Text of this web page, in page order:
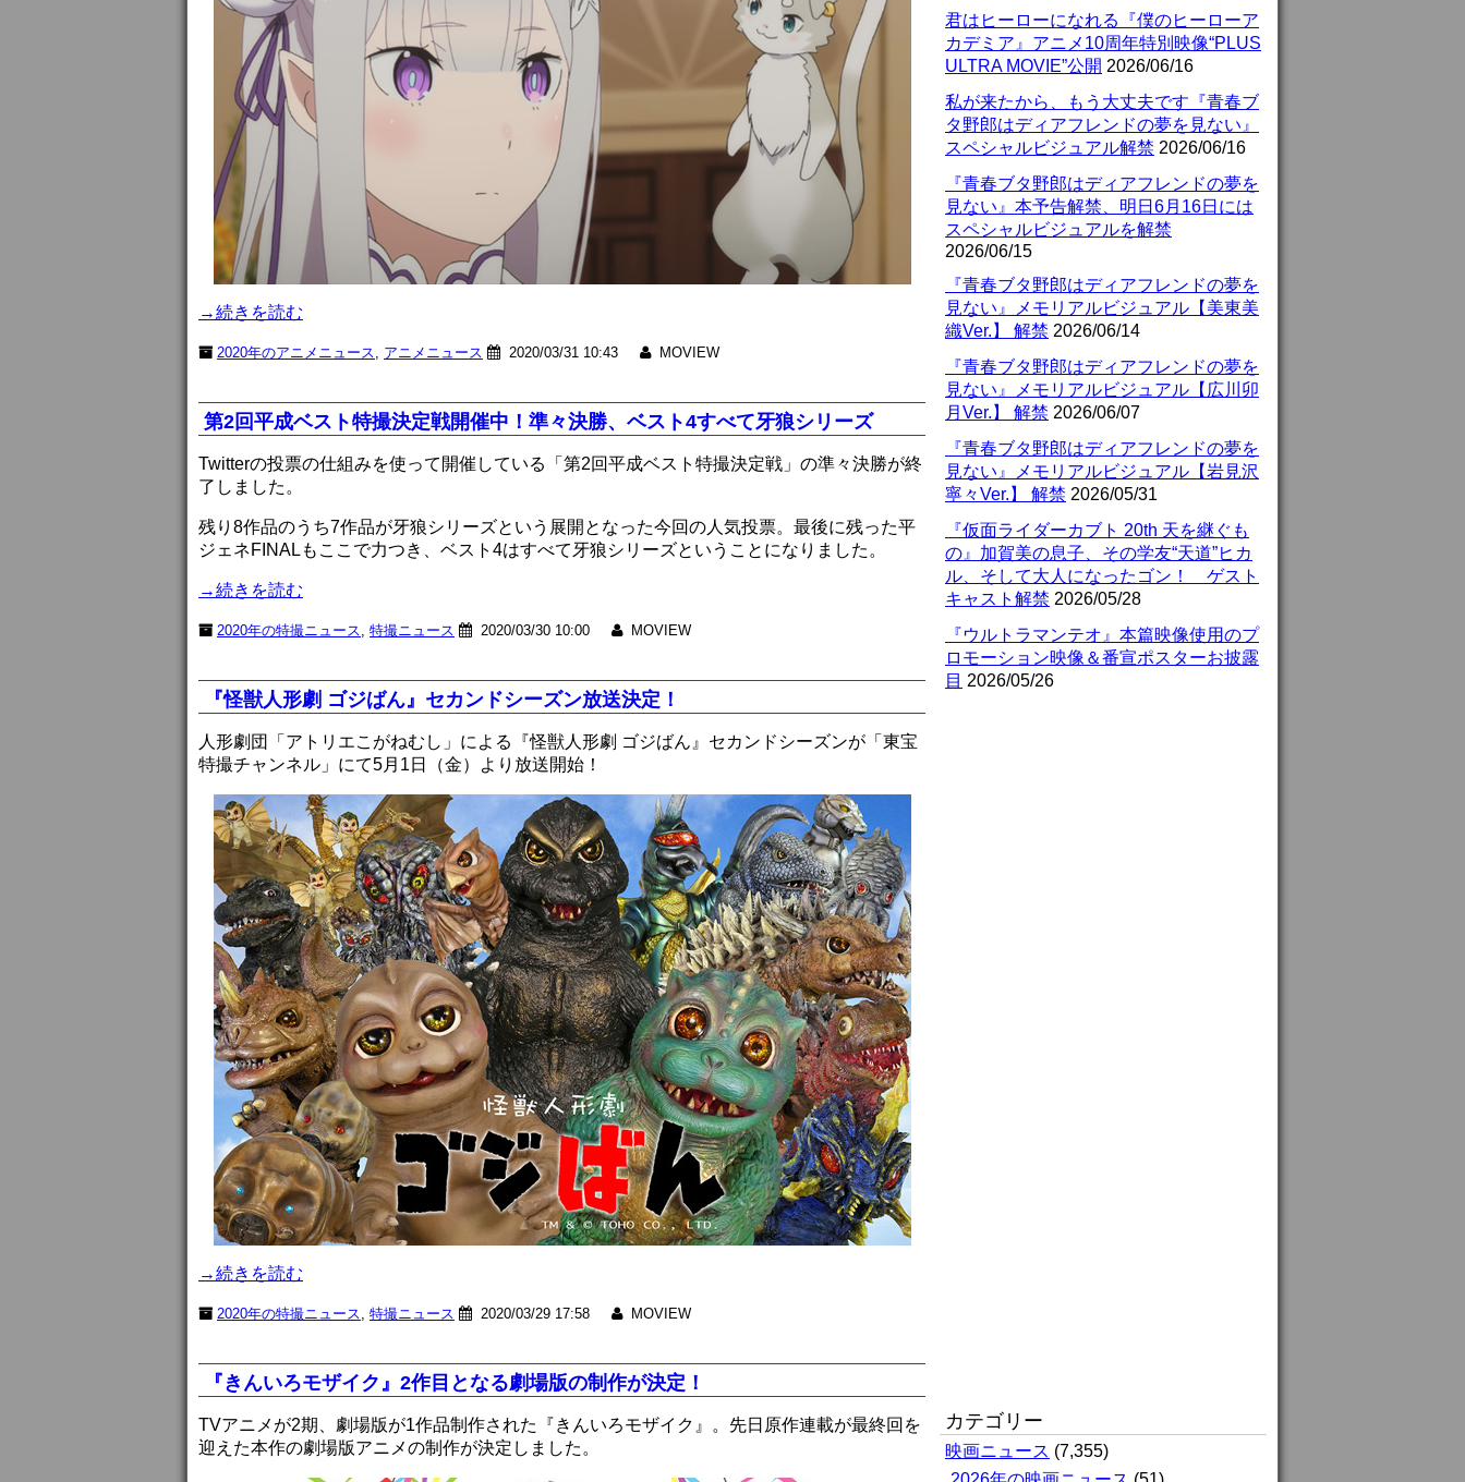
君はヒーローになれる『僕のヒーローア
カデミア』アニメ10周年特別映像“PLUS
ULTRA MOVIE”公開 2026/06/16
私が来たから、もう大丈夫です『青春ブ
タ野郎はディアフレンドの夢を見ない』
スペシャルビジュアル解禁 2026/06/16
『青春ブタ野郎はディアフレンドの夢を
見ない』本予告解禁、明日6月16日には
スペシャルビジュアルを解禁
2026/06/15
『青春ブタ野郎はディアフレンドの夢を
見ない』メモリアルビジュアル【美東美
織Ver.】 解禁 2026/06/14
『青春ブタ野郎はディアフレンドの夢を
見ない』メモリアルビジュアル【広川卯
月Ver.】 解禁 2026/06/07
『青春ブタ野郎はディアフレンドの夢を
見ない』メモリアルビジュアル【岩見沢
寧々Ver.】 解禁 2026/05/31
『仮面ライダーカブト 20th 天を継ぐも
の』加賀美の息子、その学友“天道”ヒカ
ル、そして大人になったゴン！ ゲスト
キャスト解禁 2026/05/28
『ウルトラマンテオ』本篇映像使用のプ
ロモーション映像＆番宣ポスターお披露
目 2026/05/26
カテゴリー
映画ニュース (7,355)
→続きを読む
2020年のアニメニュース アニメニュース 2020/03/31 10:43 MOVIEW
第2回平成ベスト特撮決定戦開催中！準々決勝、ベスト4すべて牙狼シリーズ
Twitterの投票の仕組みを使って開催している「第2回平成ベスト特撮決定戦」の準々決勝が終
了しました。
残り8作品のうち7作品が牙狼シリーズという展開となった今回の人気投票。最後に残った平
ジェネFINALもここで力つき、ベスト4はすべて牙狼シリーズということになりました。
→続きを読む
2020年の特撮ニュース 特撮ニュース 2020/03/30 10:00 MOVIEW
『怪獣人形劇 ゴジばん』セカンドシーズン放送決定！
人形劇団「アトリエこがねむし」による『怪獣人形劇 ゴジばん』セカンドシーズンが「東宝
特撮チャンネル」にて5月1日（金）より放送開始！
→続きを読む
2020年の特撮ニュース 特撮ニュース 2020/03/29 17:58 MOVIEW
『きんいろモザイク』2作目となる劇場版の制作が決定！
TVアニメが2期、劇場版が1作品制作された『きんいろモザイク』。先日原作連載が最終回を
迎えた本作の劇場版アニメの制作が決定しました。